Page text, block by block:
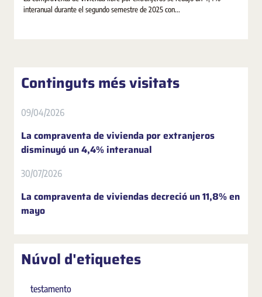
interanual durante el segundo semestre de 2025 con...
Continguts més visitats
09/04/2026
La compraventa de vivienda por extranjeros
disminuyó un 4,4% interanual
30/07/2026
La compraventa de viviendas decreció un 11,8% en
mayo
Núvol d'etiquetes
testamento